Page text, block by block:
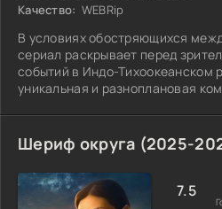
Качество: WEBRip
В условиях обостряющихся
сериал раскрывает перед
событий в Индо-Тихоокеанском
уникальная и разноплановая
австралийской федеральной
Шериф округа (2025-
7.5